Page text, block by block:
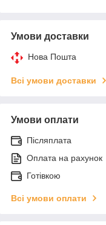
Умови доставки
Нова Пошта
Всі умови доставки
Умови оплати
Післяплата
Оплата на рахунок
Готівкою
Всі умови оплати